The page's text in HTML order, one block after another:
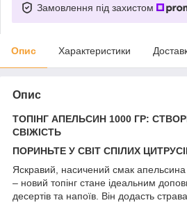
Замовлення під захистом
Опис Характеристики
Опис
ТОПІНГ АПЕЛЬСИН 1000 ГР:
СВІЖІСТЬ
ПОРИНЬТЕ У СВІТ СПІЛИХ
Яскравий, насичений смак
– новий топінг стане ідеальним
десертів та напоїв. Він додасть